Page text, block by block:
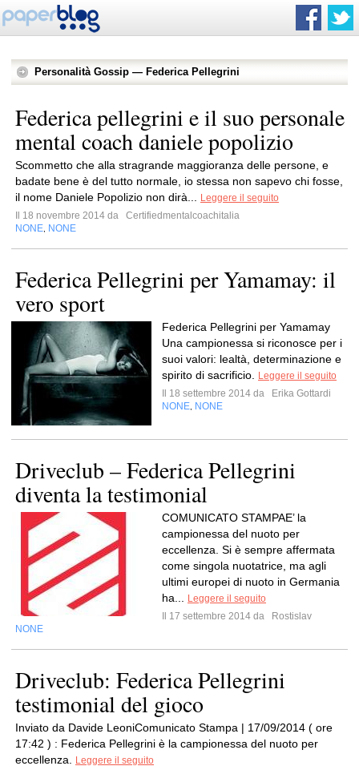
Personalità Gossip — Federica Pellegrini
Federica pellegrini e il suo personale
mental coach daniele popolizio
Scommetto che alla stragrande maggioranza delle persone, e
badate bene è del tutto normale, io stessa non sapevo chi fosse,
il nome Daniele Popolizio non dirà...
Leggere il seguito
Il 18 novembre 2014 da
Certifiedmentalcoachitalia
NONE NONE
Federica Pellegrini per Yamamay: il
vero sport
Federica Pellegrini per Yamamay
Una campionessa si riconosce per i
suoi valori: lealtà, determinazione e
spirito di sacrificio.
Leggere il seguito
Il 18 settembre 2014 da
Erika Gottardi
NONE NONE
Driveclub – Federica Pellegrini
diventa la testimonial
COMUNICATO STAMPAE’ la
campionessa del nuoto per
eccellenza. Si è sempre affermata
come singola nuotatrice, ma agli
ultimi europei di nuoto in Germania
ha...
Leggere il seguito
Il 17 settembre 2014 da
Rostislav
NONE
Driveclub: Federica Pellegrini
testimonial del gioco
Inviato da Davide LeoniComunicato Stampa | 17/09/2014 ( ore
17:42 ) : Federica Pellegrini è la campionessa del nuoto per
eccellenza.
Leggere il seguito